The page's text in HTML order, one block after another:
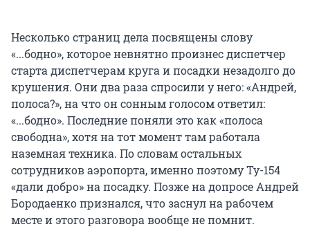
Несколько страниц дела посвящены слову
«...бодно», которое невнятно произнес диспетчер
старта диспетчерам круга и посадки незадолго до
крушения. Они два раза спросили у него: «Андрей,
полоса?», на что он сонным голосом ответил:
«...бодно». Последние поняли это как «полоса
свободна», хотя на тот момент там работала
наземная техника. По словам остальных
сотрудников аэропорта, именно поэтому Ту-154
«дали добро» на посадку. Позже на допросе Андрей
Бородаенко признался, что заснул на рабочем
месте и этого разговора вообще не помнит.